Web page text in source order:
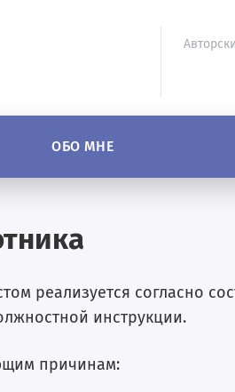
ОБО МНЕ
реализуется согласно
инструкции.
причинам: